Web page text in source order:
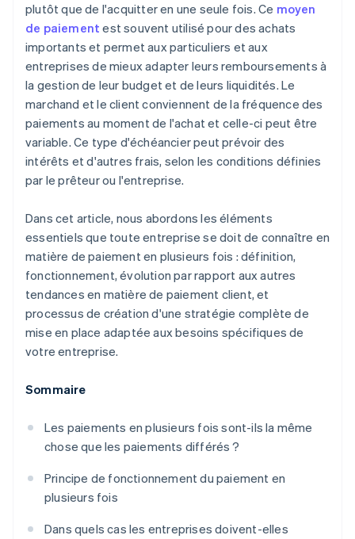
plutôt que de l'acquitter en une seule fois. Ce moyen
de paiement est souvent utilisé pour des achats
importants et permet aux particuliers et aux
entreprises de mieux adapter leurs remboursements à
la gestion de leur budget et de leurs liquidités. Le
marchand et le client conviennent de la fréquence des
paiements au moment de l'achat et celle-ci peut être
variable. Ce type d'échéancier peut prévoir des
intérêts et d'autres frais, selon les conditions définies
par le prêteur ou l'entreprise.
Dans cet article, nous abordons les éléments
essentiels que toute entreprise se doit de connaître en
matière de paiement en plusieurs fois : définition,
fonctionnement, évolution par rapport aux autres
tendances en matière de paiement client, et
processus de création d'une stratégie complète de
mise en place adaptée aux besoins spécifiques de
votre entreprise.
Sommaire
Les paiements en plusieurs fois sont-ils la même
chose que les paiements différés ?
Principe de fonctionnement du paiement en
plusieurs fois
Dans quels cas les entreprises doivent-elles